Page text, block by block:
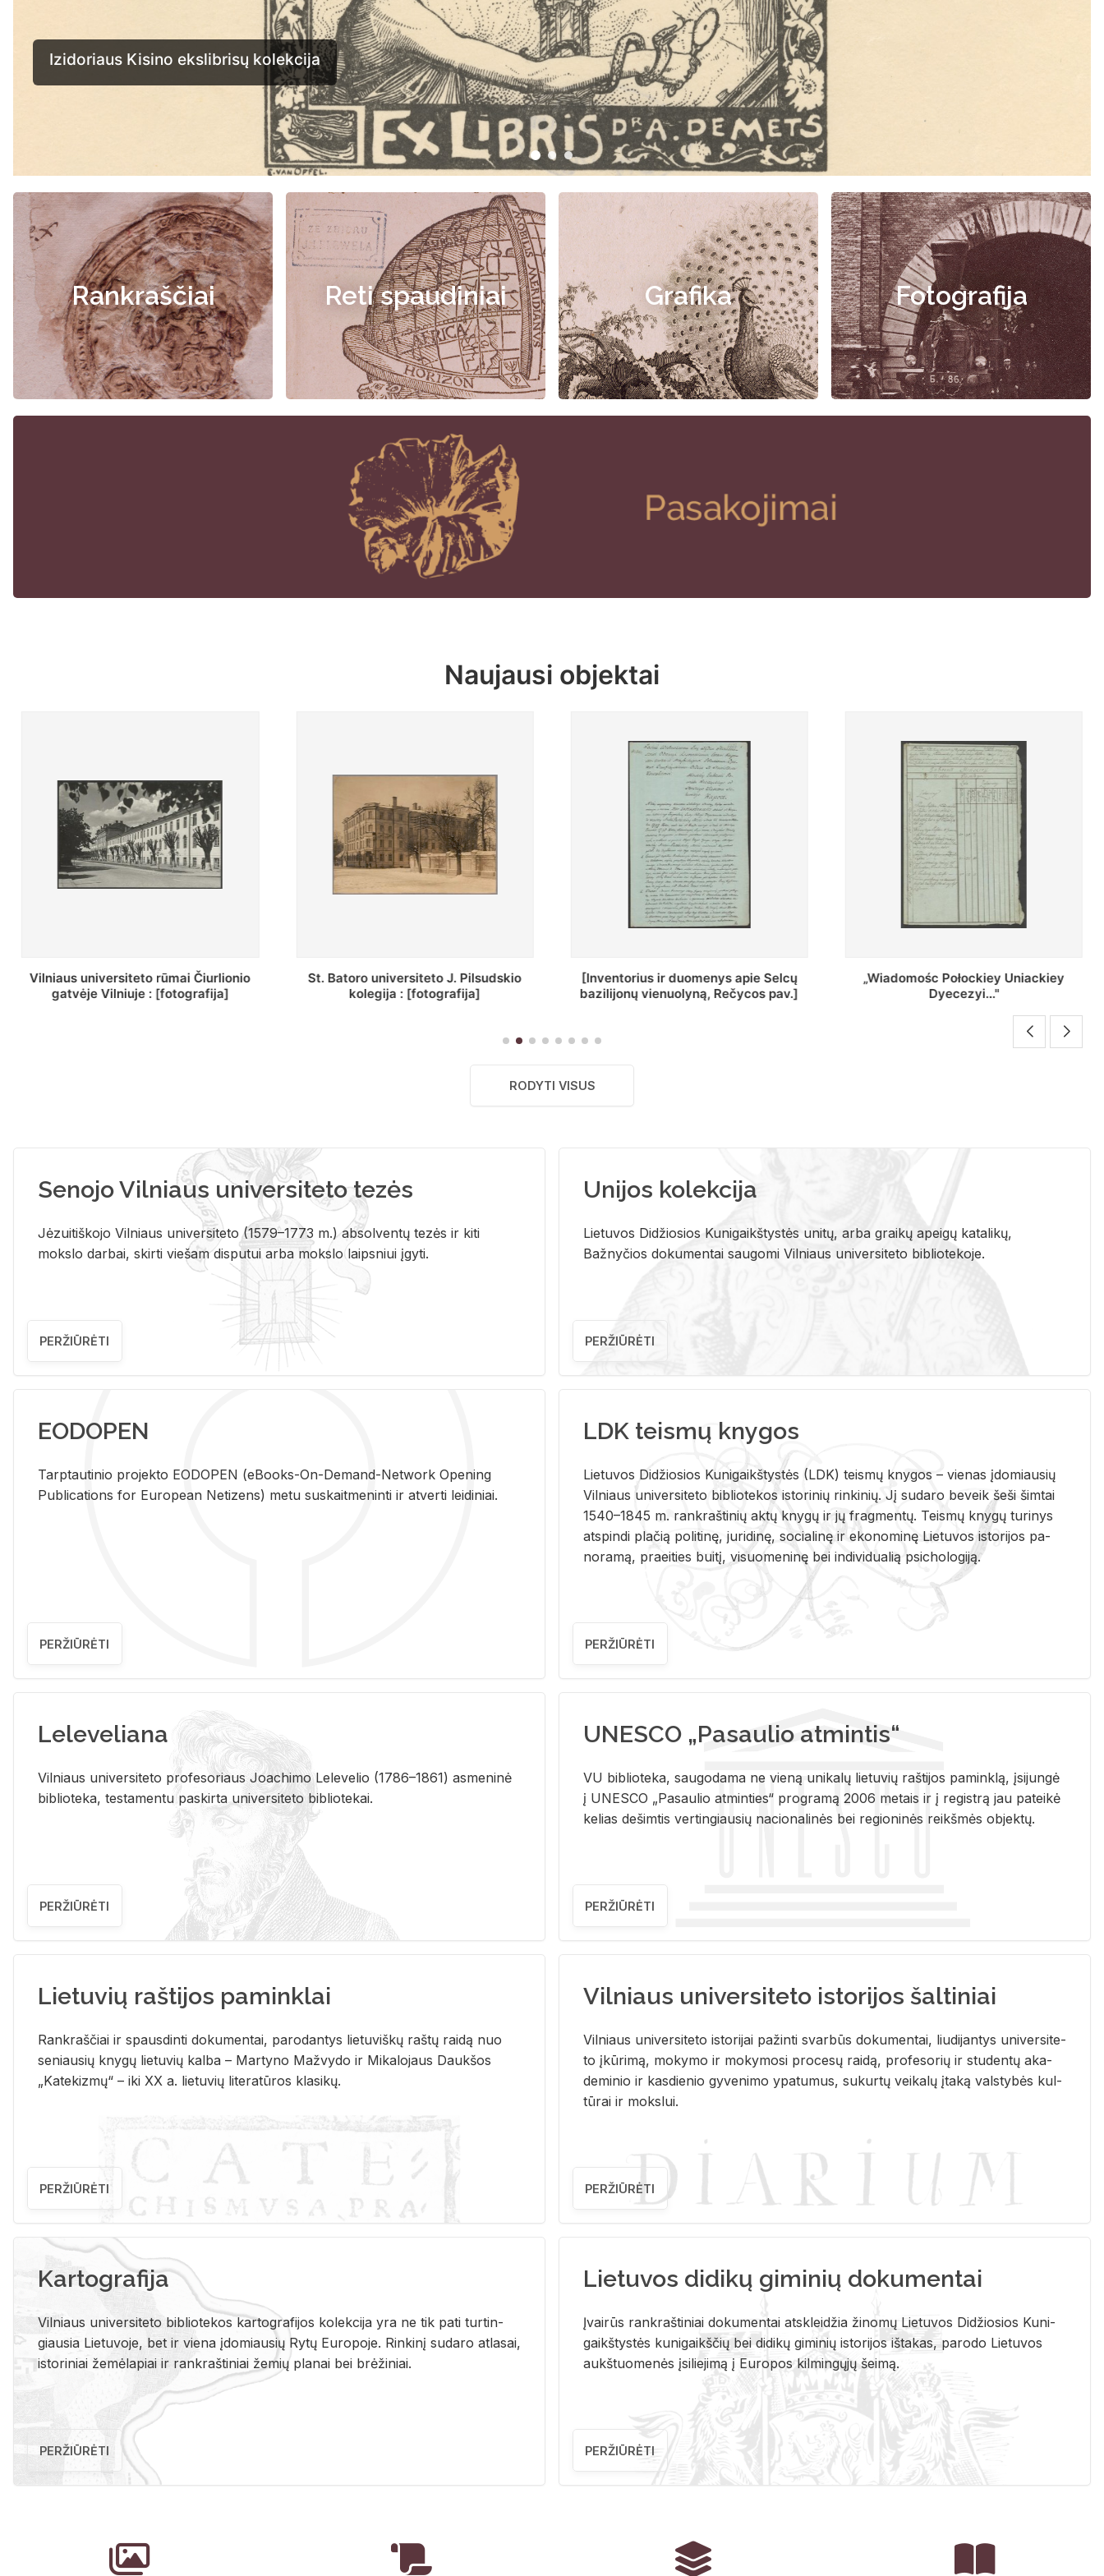
Rankraščiai Reti spaudiniai Grafika Fotografija
Naujausi objektai
St. Batoro universiteto J. Pilsudskio
kolegija : [fotografija]
[Inventorius ir duomenys apie Selcų
bazilijonų vienuolyną, Rečycos pav.]
„Wiadomośc Połockiey Uniackiey
Dyecezyi..."
Regestr Parochow Dekanatu
Brzeskiego
RODYTI VISUS
Senojo Vilniaus universiteto tezės
Jėzuitiškojo Vilniaus universiteto (1579–1773 m.) absolventų tezės ir kiti
mokslo darbai, skirti viešam disputui arba mokslo laipsniui įgyti.
PERŽIŪRĖTI
Unijos kolekcija
Lietuvos Didžiosios Kunigaikštystės unitų, arba graikų apeigų katalikų,
Bažnyčios dokumentai saugomi Vilniaus universiteto bibliotekoje.
PERŽIŪRĖTI
EODOPEN
Tarp­tau­ti­nio pro­jek­to EO­DO­PEN (eBo­oks-On-De­mand-Ne­twork Ope­ning
Pub­li­ca­tions for Eu­ro­pe­an Ne­ti­zens) metu su­skait­me­nin­ti ir at­ver­ti lei­di­niai.
PERŽIŪRĖTI
LDK teismų knygos
Lie­tu­vos Di­džio­sios Ku­ni­gaikš­tys­tės (LDK) teis­mų kny­gos – vie­nas įdo­miau­sių
Vil­niaus uni­ver­si­te­to bi­b­lio­te­kos is­to­ri­nių rin­ki­nių. Jį su­da­ro be­veik šeši šim­tai
1540–1845 m. rank­raš­ti­nių aktų kny­gų ir jų frag­men­tų. Teis­mų kny­gų tu­ri­nys
at­spin­di pla­čią po­li­ti­nę, ju­ri­di­nę, so­cia­li­nę ir eko­no­mi­nę Lie­tu­vos is­to­ri­jos pa­
no­ra­mą, pra­ei­ties bui­tį, vi­suo­me­ni­nę bei in­di­vi­dua­lią psi­cho­lo­gi­ją.
PERŽIŪRĖTI
Leleveliana
Vil­niaus uni­ver­si­te­to pro­fe­so­riaus Jo­a­chi­mo Le­le­ve­lio (1786–1861) as­me­ni­nė
bi­b­lio­te­ka, te­sta­men­tu pa­skir­ta uni­ver­si­te­to bi­b­lio­te­kai.
PERŽIŪRĖTI
UNESCO „Pasaulio atmintis“
VU biblioteka, saugodama ne vieną unikalų lietuvių raštijos paminklą, įsijungė
į UNESCO „Pasaulio atminties“ programą 2006 metais ir į registrą jau pateikė
kelias dešimtis vertingiausių nacionalinės bei regioninės reikšmės objektų.
PERŽIŪRĖTI
Lietuvių raštijos paminklai
Rank­raš­čiai ir spaus­din­ti do­ku­men­tai, pa­ro­dan­tys lie­tu­viš­kų raš­tų rai­dą nuo
se­niau­sių kny­gų lie­tu­vių kal­ba – Mar­ty­no Ma­žvy­do ir Mi­ka­lo­jaus Dauk­šos
„Ka­te­kiz­mų“ – iki XX a. lie­tu­vių li­te­ra­tū­ros kla­si­kų.
PERŽIŪRĖTI
Vilniaus universiteto istorijos šaltiniai
Vil­niaus uni­ver­si­te­to is­to­ri­jai pa­žin­ti svar­būs do­ku­men­tai, liu­di­jan­tys uni­ver­si­te­
to įkū­ri­mą, mo­ky­mo ir mo­ky­mo­si pro­ce­sų rai­dą, pro­fe­so­rių ir stu­den­tų aka­
de­mi­nio ir kas­die­nio gy­ve­ni­mo ypa­tu­mus, su­kur­tų vei­ka­lų įta­ką vals­ty­bės kul­
tū­rai ir moks­lui.
PERŽIŪRĖTI
Kartografija
Vil­niaus uni­ver­si­te­to bi­b­lio­te­kos kar­to­gra­fi­jos ko­lek­ci­ja yra ne tik pati tur­tin­
giau­sia Lie­tu­vo­je, bet ir vie­na įdo­miau­sių Rytų Eu­ro­po­je. Rin­ki­nį su­da­ro at­la­sai,
is­to­ri­niai že­mė­la­piai ir rank­raš­ti­niai že­mių pla­nai bei brė­ži­niai.
PERŽIŪRĖTI
Lietuvos didikų giminių dokumentai
Įvai­rūs rank­raš­ti­niai do­ku­men­tai at­sklei­džia ži­no­mų Lie­tu­vos Di­džio­sios Ku­ni­
gaikš­tys­tės ku­ni­gaikš­čių bei di­di­kų gi­mi­nių is­to­ri­jos iš­ta­kas, pa­ro­do Lie­tu­vos
aukš­tuo­me­nės įsi­lie­ji­mą į Eu­ro­pos kil­min­gų­jų šei­mą.
PERŽIŪRĖTI